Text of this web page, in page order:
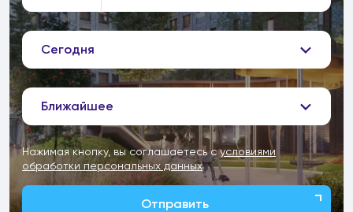
Сегодня
Ближайшее
Нажимая кнопку, вы соглашаетесь сусловиями
обработки персональных данных
Отправить